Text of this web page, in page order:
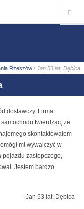
Rzeszów / Jan 53 lat, Dębica
dostawczy. Firma
twierdząc, że
skontaktowałem
mi wywalczyć w
pojazdu zastępczego,
Jestem bardzo
Jan 53 lat, Dębica